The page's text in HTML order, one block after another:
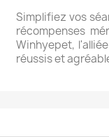
Simplifiez vos
récompenses
Winhyepet,
réussis et